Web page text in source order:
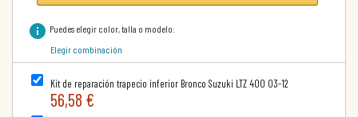
info Puedes elegir color, talla o modelo:
Elegir combinación
Kit de reparación trapecio inferior Bronco Suzuki LTZ 400 03-12
56,58 €